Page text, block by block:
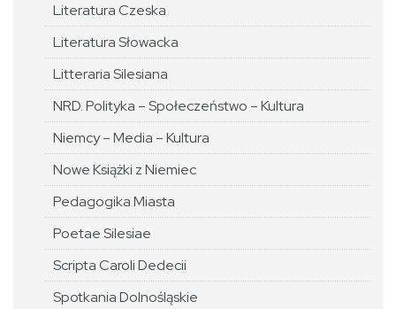
Literatura Czeska
Literatura Słowacka
Litteraria Silesiana
NRD. Polityka – Społeczeństwo – Kultura
Niemcy – Media – Kultura
Nowe Książki z Niemiec
Pedagogika Miasta
Poetae Silesiae
Scripta Caroli Dedecii
Spotkania Dolnośląskie